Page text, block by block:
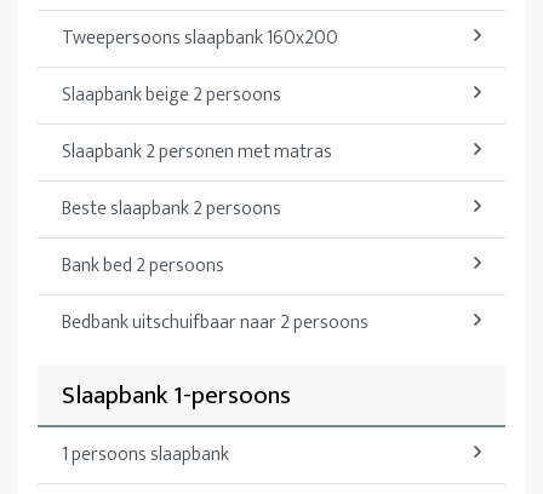
Tweepersoons slaapbank 160x200
Slaapbank beige 2 persoons
Slaapbank 2 personen met matras
Beste slaapbank 2 persoons
Bank bed 2 persoons
Bedbank uitschuifbaar naar 2 persoons
Slaapbank 1-persoons
1 persoons slaapbank